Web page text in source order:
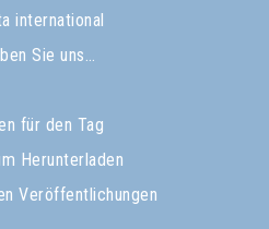
international
Sie uns…
für den Tag
Herunterladen
Veröffentlichungen